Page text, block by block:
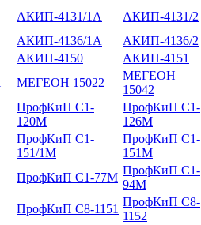
АКИП-4131/1А АКИП-4131/2
АКИП-4136/1А АКИП-4136/2
АКИП-4150 АКИП-4151
МЕГЕОН 15022
МЕГЕОН
15042
ПрофКиП С1-
120М
ПрофКиП С1-
126М
ПрофКиП С1-
151/1М
ПрофКиП С1-
151М
ПрофКиП С1-77М
ПрофКиП С1-
94М
ПрофКиП С8-1151
ПрофКиП С8-
1152